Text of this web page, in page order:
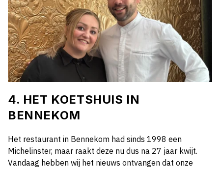
4. HET KOETSHUIS IN
BENNEKOM
Het restaurant in Bennekom had sinds 1998 een
Michelinster, maar raakt deze nu dus na 27 jaar kwijt.
Vandaag hebben wij het nieuws ontvangen dat onze